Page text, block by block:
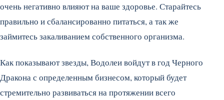
очень негативно влияют на ваше здоровье. Старайтесь
правильно и сбалансированно питаться, а так же
займитесь закаливанием собственного организма.
Как показывают звезды, Водолеи войдут в год Черного
Дракона с определенным бизнесом, который будет
стремительно развиваться на протяжении всего